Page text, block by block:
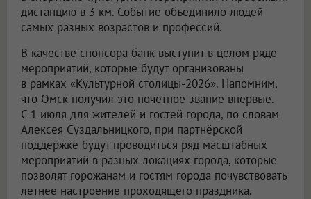
дистанцию в 3 км. Событие объединило людей
самых разных возрастов и профессий.
В качестве спонсора банк выступит в целом ряде
мероприятий, которые будут организованы
в рамках «Культурной столицы-2026». Напомним,
что Омск получил это почётное звание впервые.
С 1 июля для жителей и гостей города, по словам
Алексея Суздальницкого, при партнёрской
поддержке будут проводиться ряд масштабных
мероприятий в разных локациях города, которые
позволят горожанам и гостям города почувствовать
летнее настроение проходящего праздника.